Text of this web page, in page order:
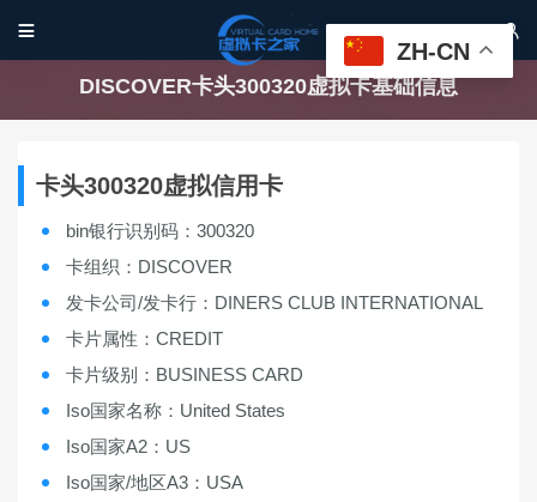
 
DISCOVER卡头300320虚拟卡基础信息
卡头300320虚拟信用卡
bin银行识别码：300320
卡组织：DISCOVER
发卡公司/发卡行：DINERS CLUB INTERNATIONAL
卡片属性：CREDIT
卡片级别：BUSINESS CARD
Iso国家名称：United States
Iso国家A2：US
Iso国家/地区A3：USA
ZH-CN